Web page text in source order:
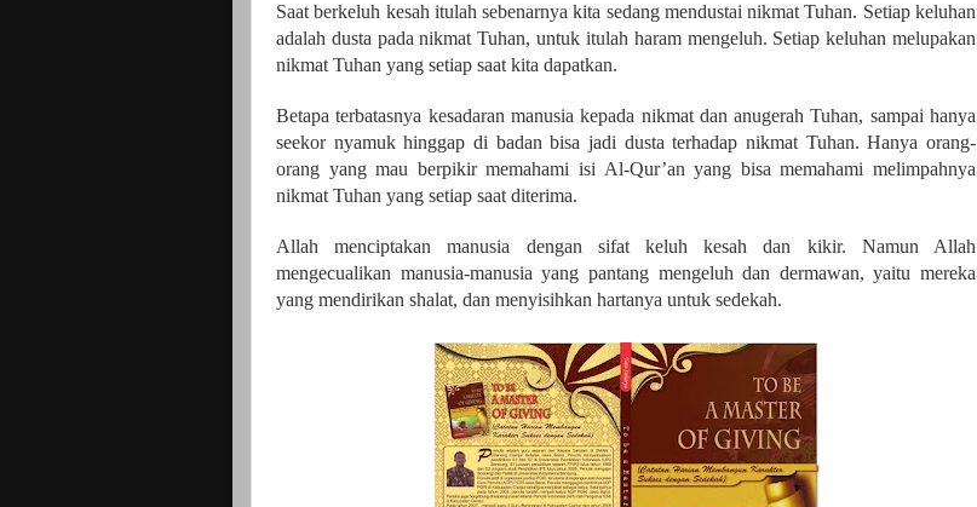
Saat berkeluh kesah itulah sebenarnya kita sedang mendustai nikmat Tuhan. Setiap keluhan
adalah dusta pada nikmat Tuhan, untuk itulah haram mengeluh. Setiap keluhan melupakan
nikmat Tuhan yang setiap saat kita dapatkan.
Betapa terbatasnya kesadaran manusia kepada nikmat dan anugerah Tuhan, sampai hanya
seekor nyamuk hinggap di badan bisa jadi dusta terhadap nikmat Tuhan. Hanya orang-
orang yang mau berpikir memahami isi Al-Qur’an yang bisa memahami melimpahnya
nikmat Tuhan yang setiap saat diterima.
Allah menciptakan manusia dengan sifat keluh kesah dan kikir. Namun Allah
mengecualikan manusia-manusia yang pantang mengeluh dan dermawan, yaitu mereka
yang mendirikan shalat, dan menyisihkan hartanya untuk sedekah.